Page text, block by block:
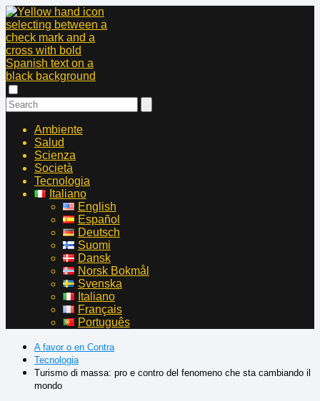
Ambiente
Salud
Scienza
Società
Tecnologia
Italiano
English
Español
Deutsch
Suomi
Dansk
Norsk Bokmål
Svenska
Italiano
Français
Português
A favor o en Contra
Tecnologia
Turismo di massa: pro e contro del fenomeno che sta cambiando il
mondo